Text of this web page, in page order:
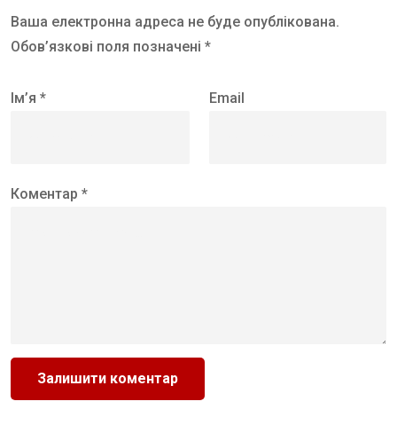
Ваша електронна адреса не буде опублікована.
Обов’язкові поля позначені *
Ім’я * Email
Коментар *